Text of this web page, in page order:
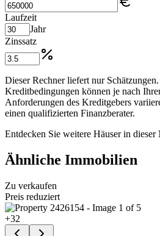
Laufzeit
Jahr
Zinssatz
Dieser Rechner liefert nur
Kreditbedingungen können je nach
Anforderungen des Kreditgebers
einen qualifizierten Finanzberater.
Entdecken Sie weitere Häuser in dieser
Ähnliche Immobilien
Zu verkaufen
Preis reduziert
+32